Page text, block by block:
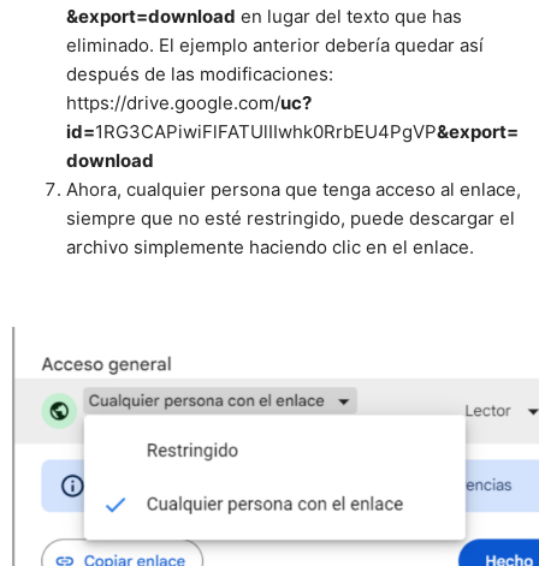
&export=download en lugar del texto que has
eliminado. El ejemplo anterior debería quedar así
después de las modificaciones:
https://drive.google.com/uc?
id=1RG3CAPiwiFlFATUlIIwhk0RrbEU4PgVP&export=
download
Ahora, cualquier persona que tenga acceso al enlace,
siempre que no esté restringido, puede descargar el
archivo simplemente haciendo clic en el enlace.